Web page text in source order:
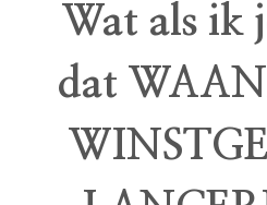
Wat als ik
dat